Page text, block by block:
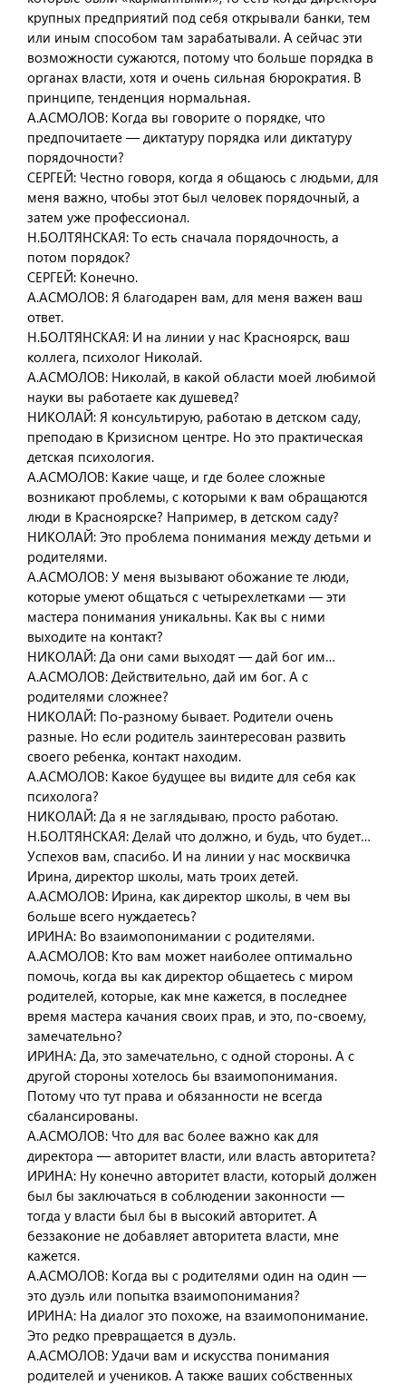
крупных предприятий под себя открывали банки, тем
или иным способом там зарабатывали. А сейчас эти
возможности сужаются, потому что больше порядка в
органах власти, хотя и очень сильная бюрократия. В
принципе, тенденция нормальная.
А.АСМОЛОВ: Когда вы говорите о порядке, что
предпочитаете — диктатуру порядка или диктатуру
порядочности?
СЕРГЕЙ: Честно говоря, когда я общаюсь с людьми, для
меня важно, чтобы этот был человек порядочный, а
затем уже профессионал.
Н.БОЛТЯНСКАЯ: То есть сначала порядочность, а
потом порядок?
СЕРГЕЙ: Конечно.
А.АСМОЛОВ: Я благодарен вам, для меня важен ваш
ответ.
Н.БОЛТЯНСКАЯ: И на линии у нас Красноярск, ваш
коллега, психолог Николай.
А.АСМОЛОВ: Николай, в какой области моей любимой
науки вы работаете как душевед?
НИКОЛАЙ: Я консультирую, работаю в детском саду,
преподаю в Кризисном центре. Но это практическая
детская психология.
А.АСМОЛОВ: Какие чаще, и где более сложные
возникают проблемы, с которыми к вам обращаются
люди в Красноярске? Например, в детском саду?
НИКОЛАЙ: Это проблема понимания между детьми и
родителями.
А.АСМОЛОВ: У меня вызывают обожание те люди,
которые умеют общаться с четырехлетками — эти
мастера понимания уникальны. Как вы с ними
выходите на контакт?
НИКОЛАЙ: Да они сами выходят — дай бог им…
А.АСМОЛОВ: Действительно, дай им бог. А с
родителями сложнее?
НИКОЛАЙ: По-разному бывает. Родители очень
разные. Но если родитель заинтересован развить
своего ребенка, контакт находим.
А.АСМОЛОВ: Какое будущее вы видите для себя как
психолога?
НИКОЛАЙ: Да я не заглядываю, просто работаю.
Н.БОЛТЯНСКАЯ: Делай что должно, и будь, что будет…
Успехов вам, спасибо. И на линии у нас москвичка
Ирина, директор школы, мать троих детей.
А.АСМОЛОВ: Ирина, как директор школы, в чем вы
больше всего нуждаетесь?
ИРИНА: Во взаимопонимании с родителями.
А.АСМОЛОВ: Кто вам может наиболее оптимально
помочь, когда вы как директор общаетесь с миром
родителей, которые, как мне кажется, в последнее
время мастера качания своих прав, и это, по-своему,
замечательно?
ИРИНА: Да, это замечательно, с одной стороны. А с
другой стороны хотелось бы взаимопонимания.
Потому что тут права и обязанности не всегда
сбалансированы.
А.АСМОЛОВ: Что для вас более важно как для
директора — авторитет власти, или власть авторитета?
ИРИНА: Ну конечно авторитет власти, который должен
был бы заключаться в соблюдении законности —
тогда у власти был бы в высокий авторитет. А
беззаконие не добавляет авторитета власти, мне
кажется.
А.АСМОЛОВ: Когда вы с родителями один на один —
это дуэль или попытка взаимопонимания?
ИРИНА: На диалог это похоже, на взаимопонимание.
Это редко превращается в дуэль.
А.АСМОЛОВ: Удачи вам и искусства понимания
родителей и учеников. А также ваших собственных